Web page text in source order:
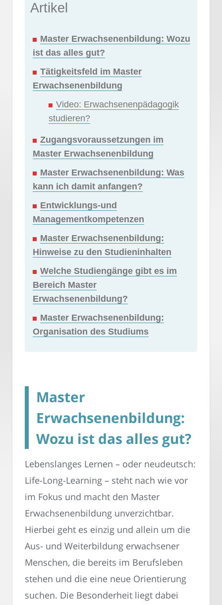
Artikel
Master Erwachsenenbildung: Wozu
ist das alles gut?
Tätigkeitsfeld im Master
Erwachsenenbildung
Video: Erwachsenenpädagogik
studieren?
Zugangsvoraussetzungen im
Master Erwachsenenbildung
Master Erwachsenenbildung: Was
kann ich damit anfangen?
Entwicklungs-und
Managementkompetenzen
Master Erwachsenenbildung:
Hinweise zu den Studieninhalten
Welche Studiengänge gibt es im
Bereich Master
Erwachsenenbildung?
Master Erwachsenenbildung:
Organisation des Studiums
Master
Erwachsenenbildung:
Wozu ist das alles gut?
Lebenslanges Lernen – oder neudeutsch:
Life-Long-Learning – steht nach wie vor
im Fokus und macht den Master
Erwachsenenbildung unverzichtbar.
Hierbei geht es einzig und allein um die
Aus- und Weiterbildung erwachsener
Menschen, die bereits im Berufsleben
stehen und die eine neue Orientierung
suchen. Die Besonderheit liegt dabei